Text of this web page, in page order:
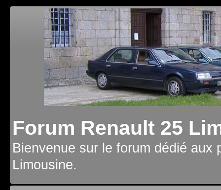
Forum Renault 25
Bienvenue sur le forum dédié aux
Limousine.